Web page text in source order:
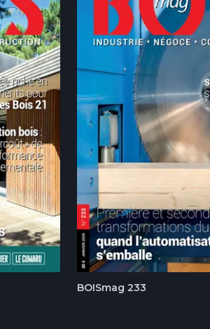
BOISmag 233